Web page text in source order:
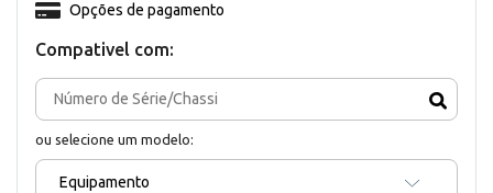
Compativel com:
ou selecione um modelo:
Equipamento
Opções de pagamento